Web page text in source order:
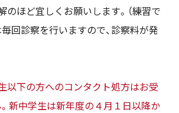
のほど宜しくお願いします。（練習で
回診察を行いますので、診察料が発
以下の方へのコンタクト処方はお受
新中学生は新年度の４月１日以降か